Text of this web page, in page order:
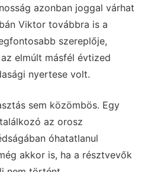
azonban joggal várhat
Viktor továbbra is a
szereplője,
elmúlt másfél évtized
nyertese volt.
sem közömbös. Egy
az orosz
óhatatlanul
akkor is, ha a résztvevők